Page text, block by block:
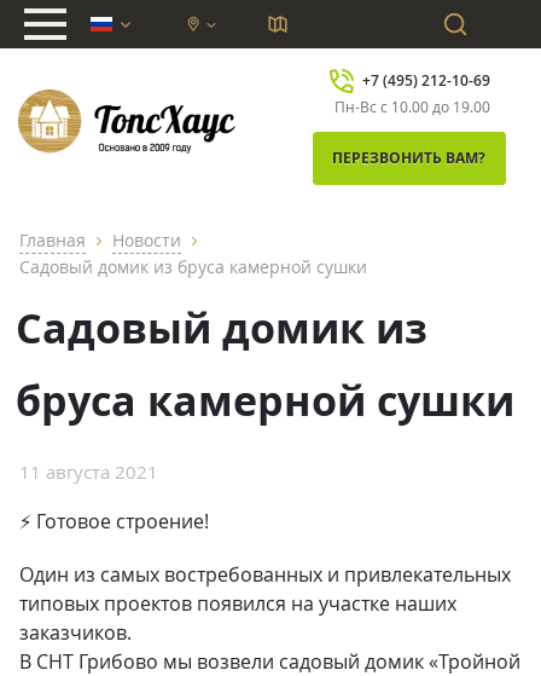
chevron_down
+7 (495) 212-10-69
Пн-Вс с 10.00 до 19.00
ПЕРЕЗВОНИТЬ ВАМ?
Главная chevron_right Новости chevron_right
Садовый домик из бруса камерной сушки
Садовый домик из
бруса камерной сушки
11 августа 2021
⚡ Готовое строение!
Один из самых востребованных и привлекательных
типовых проектов появился на участке наших
заказчиков.
В СНТ Грибово мы возвели садовый домик «Тройной